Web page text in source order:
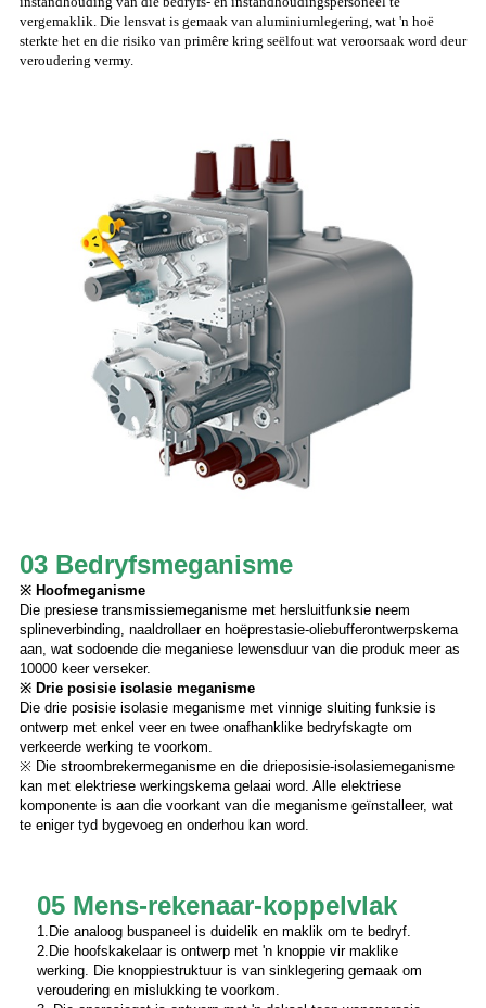
vergemaklik. Die lensvat is gemaak van aluminiumlegering, wat 'n hoë
sterkte het en die risiko van primêre kring seëlfout wat veroorsaak word deur
veroudering vermy.
03 Bedryfsmeganisme
※ Hoofmeganisme
Die presiese transmissiemeganisme met hersluitfunksie neem
splineverbinding, naaldrollaer en hoëprestasie-oliebufferontwerpskema
aan, wat sodoende die meganiese lewensduur van die produk meer as
10000 keer verseker.
※ Drie posisie isolasie meganisme
Die drie posisie isolasie meganisme met vinnige sluiting funksie is
ontwerp met enkel veer en twee onafhanklike bedryfskagte om
verkeerde werking te voorkom.
※ Die stroombrekermeganisme en die drieposisie-isolasiemeganisme
kan met elektriese werkingskema gelaai word. Alle elektriese
komponente is aan die voorkant van die meganisme geïnstalleer, wat
te eniger tyd bygevoeg en onderhou kan word.
05 Mens-rekenaar-koppelvlak
1.Die analoog buspaneel is duidelik en maklik om te bedryf.
2.Die hoofskakelaar is ontwerp met 'n knoppie vir maklike
werking. Die knoppiestruktuur is van sinklegering gemaak om
veroudering en mislukking te voorkom.